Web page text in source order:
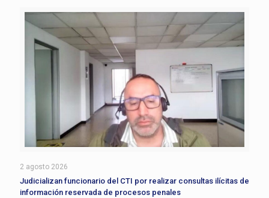
2 agosto 2026
Judicializan funcionario del CTI por realizar consultas ilícitas de
información reservada de procesos penales